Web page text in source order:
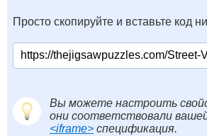
Просто скопируйте и вставьте код
Вы можете настроить
они соответствовали
<iframe> спецификация.